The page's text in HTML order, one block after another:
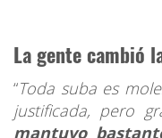
La gente cambió
“Toda suba es
justificada, pero
mantuvo